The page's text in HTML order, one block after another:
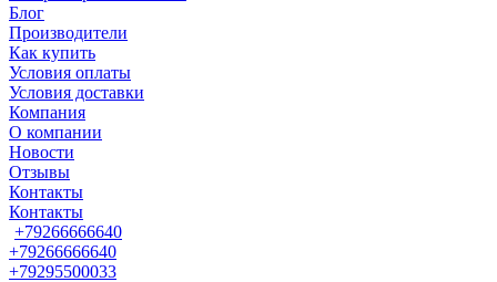
Блог
Производители
Как купить
Условия оплаты
Условия доставки
Компания
О компании
Новости
Отзывы
Контакты
Контакты
+79266666640
+79266666640
+79295500033